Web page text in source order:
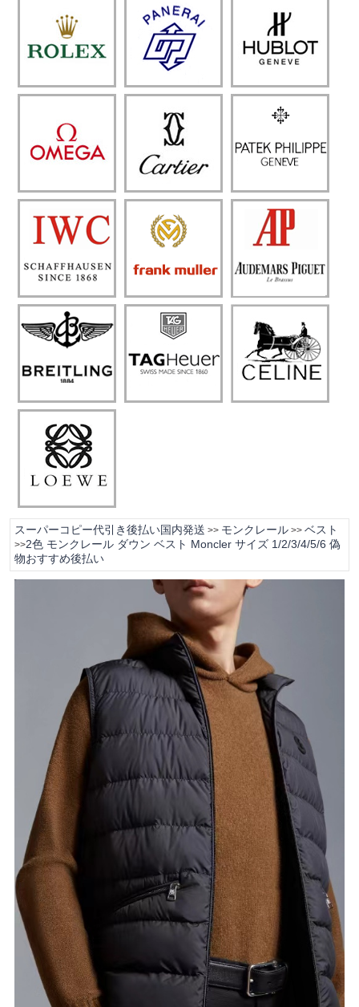
スーパーコピー代引き後払い国内発送 >> モンクレール>> ベスト
>>2色 モンクレール ダウン ベスト Moncler サイズ 1/2/3/4/5/6 偽
物おすすめ後払い